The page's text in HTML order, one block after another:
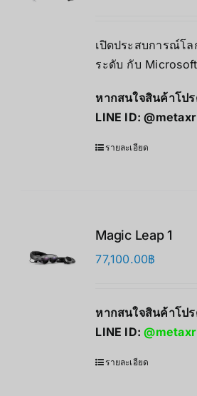
เปิดประสบการณ์โล
ระดับ กับ
หากสนใจสินค้าโป
LINE ID:@metaxr
รายละเอียด
Magic Leap 1
77,100.00฿
หากสนใจสินค้าโป
LINE ID:@metaxr
รายละเอียด